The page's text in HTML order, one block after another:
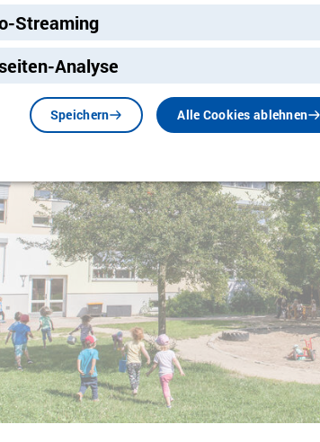
Streaming
Analyse
Speichern Alle Cookies ablehnen